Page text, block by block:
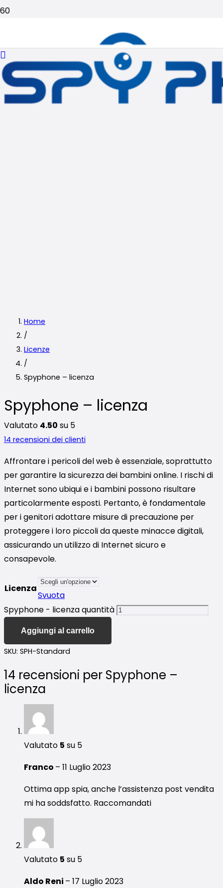
Home
/
Licenze
/
Spyphone – licenza
Spyphone – licenza
Valutato 4.50 su 5
14 recensioni dei clienti
Affrontare i pericoli del web è essenziale, soprattutto
per garantire la sicurezza dei bambini online. I rischi di
Internet sono ubiqui e i bambini possono risultare
particolarmente esposti. Pertanto, è fondamentale
per i genitori adottare misure di precauzione per
proteggere i loro piccoli da queste minacce digitali,
assicurando un utilizzo di Internet sicuro e
consapevole.
Licenza
Svuota
Spyphone - licenza quantità
Aggiungi al carrello
SKU: SPH-Standard
14 recensioni per Spyphone –
licenza
Valutato 5 su 5
Franco – 11 Luglio 2023
Ottima app spia, anche l’assistenza post vendita
mi ha soddsfatto. Raccomandati
Valutato 5 su 5
Aldo Reni – 17 Luglio 2023